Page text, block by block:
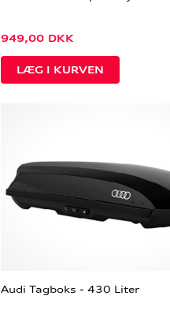
949,00 DKK
Audi Tagboks - 430 Liter